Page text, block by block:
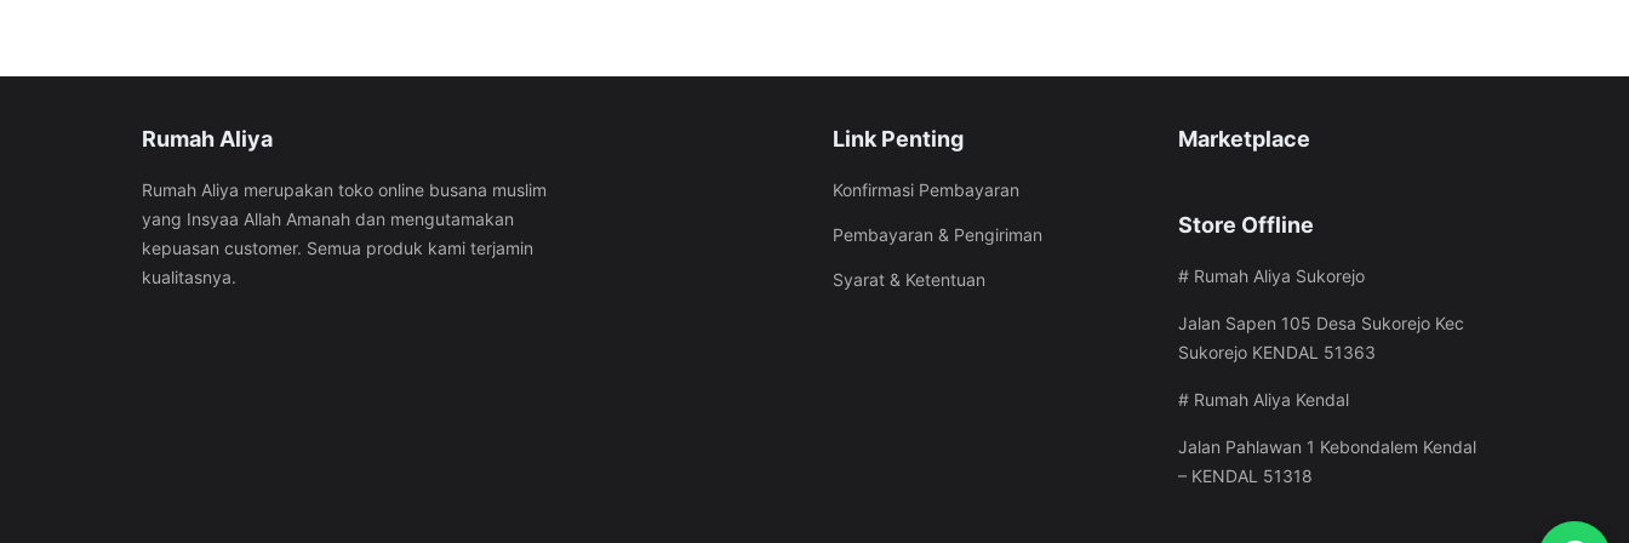
Rumah Aliya
Rumah Aliya merupakan toko online busana muslim
yang Insyaa Allah Amanah dan mengutamakan
kepuasan customer. Semua produk kami terjamin
kualitasnya.
Link Penting
Konfirmasi Pembayaran
Pembayaran & Pengiriman
Syarat & Ketentuan
Marketplace
Store Offline
# Rumah Aliya Sukorejo
Jalan Sapen 105 Desa Sukorejo Kec
Sukorejo KENDAL 51363
# Rumah Aliya Kendal
Jalan Pahlawan 1 Kebondalem Kendal
– KENDAL 51318